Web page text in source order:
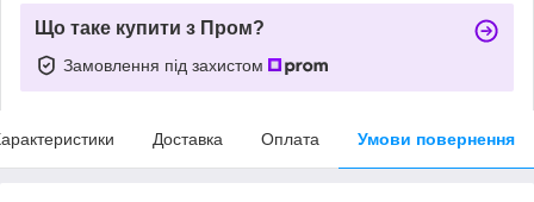
Що таке купити з Пром?
Замовлення під захистом
Доставка Оплата Умови повернення